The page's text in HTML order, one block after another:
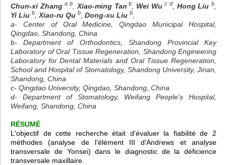
Chun-xi Zhang a b Xiao-ming Tan b Wei Wu c d Hong Liu b
Yi Liu b Xiao-ru Qu b Dong-xu Liu b
a- Center of Oral Medicine, Qingdao Municipal Hospital,
Qingdao, Shandong, China
b- Department of Orthodontics, Shandong Provincial Key
Laboratory of Oral Tissue Regeneration, Shandong Engineering
Laboratory for Dental Materials and Oral Tissue Regeneration,
School and Hospital of Stomatology, Shandong University, Jinan,
Shandong, China
c- Qingdao University, Qingdao, Shandong, China
d- Department of Stomatology, Weifang People's Hospital,
Weifang, Shandong, China
RÉSUMÉ
L'objectif de cette recherche était d'évaluer la fiabilité de 2
méthodes (analyse de l'élément III d'Andrews et analyse
transversale de Yonsei) dans le diagnostic de la déficience
transversale maxillaire.